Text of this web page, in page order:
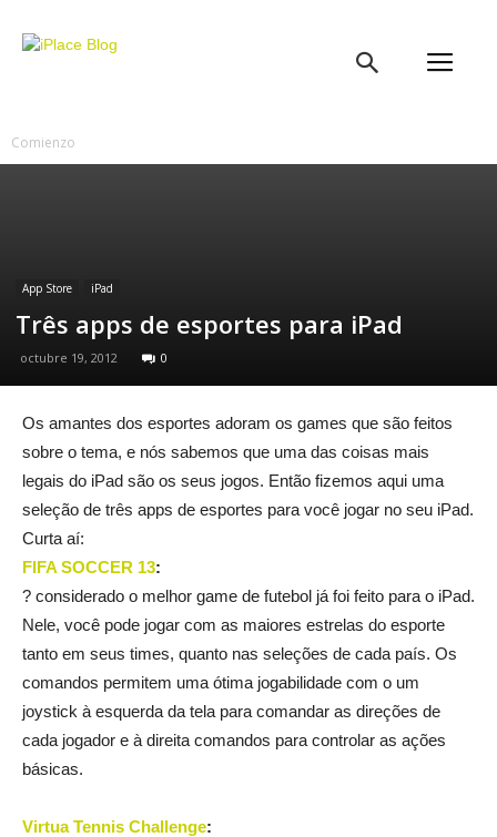
Comienzo
App Store iPad
Três apps de esportes para iPad
octubre 19, 2012 0
Os amantes dos esportes adoram os games que são feitos
sobre o tema, e nós sabemos que uma das coisas mais
legais do iPad são os seus jogos. Então fizemos aqui uma
seleção de três apps de esportes para você jogar no seu iPad.
Curta aí:
FIFA SOCCER 13:
? considerado o melhor game de futebol já foi feito para o iPad.
Nele, você pode jogar com as maiores estrelas do esporte
tanto em seus times, quanto nas seleções de cada país. Os
comandos permitem uma ótima jogabilidade com o um
joystick à esquerda da tela para comandar as direções de
cada jogador e à direita comandos para controlar as ações
básicas.
Virtua Tennis Challenge: